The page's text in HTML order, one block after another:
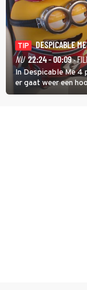
TIP
DESPICABLE
NU 22:24 - 00:09·
In Despicable Me 4
er gaat weer een